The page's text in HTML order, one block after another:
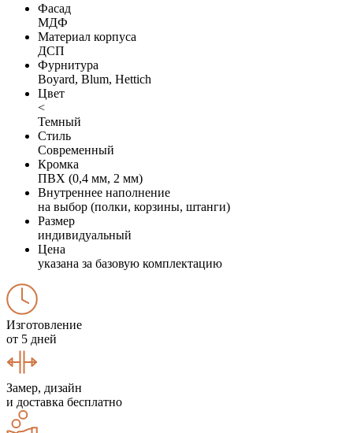
Фасад
МДФ
Материал корпуса
ДСП
Фурнитура
Boyard, Blum, Hettich
Цвет
<
Темный
Стиль
Современный
Кромка
ПВХ (0,4 мм, 2 мм)
Внутреннее наполнение
на выбор (полки, корзины, штанги)
Размер
индивидуальный
Цена
указана за базовую комплектацию
Изготовление
от 5 дней
Замер, дизайн
и доставка бесплатно